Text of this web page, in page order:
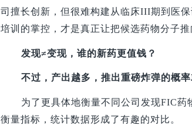
司擅长创新，但很难构建从临床III期到医
培训的掌控，才是真正让把候选药物分子推
发现≠变现，谁的新药更值钱？
不过，产出越多，推出重磅炸弹的概率
为了更具体地衡量不同公司发现FIC
衡量指标，统计数据形成了有趣的对比。